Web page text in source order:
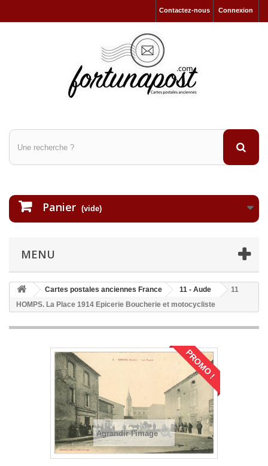
Connexion
Contactez-nous
Panier (vide)
MENU
Cartes postales anciennes France 11 - Aude
11
HOMPS. La Place 1914 Epicerie Boucherie et motocycliste
PROMO !
Agrandir l'image